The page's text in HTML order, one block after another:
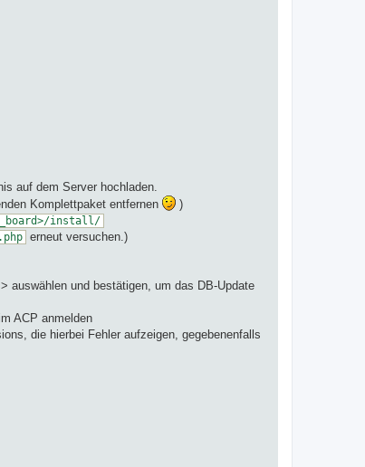
auf dem Server hochladen.
Komplettpaket entfernen
)
install/
erneut versuchen.)
auswählen und bestätigen, um das DB-Update
ACP anmelden
die hierbei Fehler aufzeigen, gegebenenfalls